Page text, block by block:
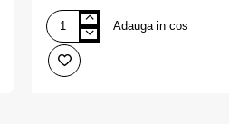
Autocolant
Sticker
Limita
Viteza
Adauga in cos